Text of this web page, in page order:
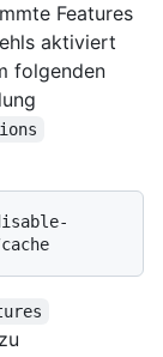
Features
aktiviert
folgenden